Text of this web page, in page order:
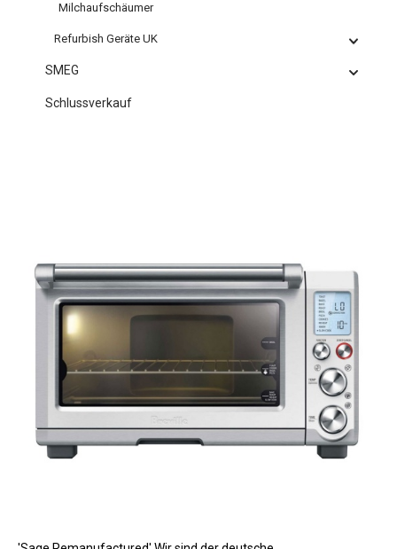
Milchaufschäumer
Refurbish Geräte UK
SMEG
Schlussverkauf